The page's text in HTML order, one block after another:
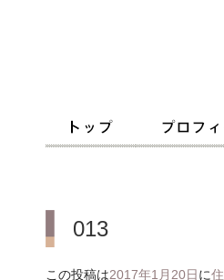
013
この投稿は2017年1月20日 に